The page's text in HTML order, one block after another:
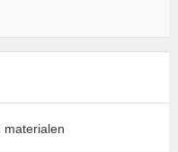
materialen